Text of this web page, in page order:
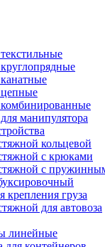
манипулятора
кольцевой
с крюками
с
крепления груза
для автовоза
линейные